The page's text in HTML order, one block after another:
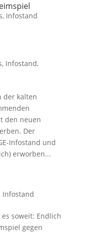
, Infostand
, Infostand,
der kalten
den neuen
Der
Infostand und
erworben...
Infostand
soweit: Endlich
gegen